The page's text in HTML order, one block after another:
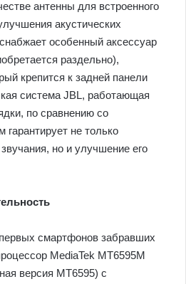
антенны для встроенного
акустических
особенный аксессуар
раздельно),
крепится к задней панели
система JBL, работающая
по сравнению со
не только
но и улучшение его
смартфонов забравших
MediaTek MT6595M
версия MT6595) с